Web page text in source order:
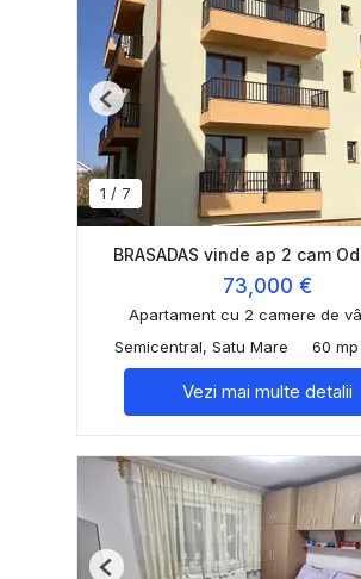
1 / 7
Previous
BRASADAS vinde ap 2 cam
73,000 €
Apartament cu 2 camere de
Semicentral, Satu Mare
60 mp
Vezi mai multe detalii